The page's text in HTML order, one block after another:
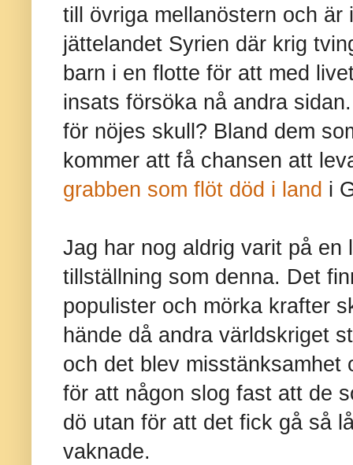
till övriga mellanöstern och är
jättelandet Syrien där krig
barn i en flotte för att med
insats försöka nå andra
för nöjes skull? Bland dem
kommer att få chansen att
grabben som flöt död i land i
Jag har nog aldrig varit på en
tillställning som denna. Det
populister och mörka krafter
hände då andra världskriget
och det blev
för att någon slog fast att de
dö utan för att det fick gå så
vaknade.